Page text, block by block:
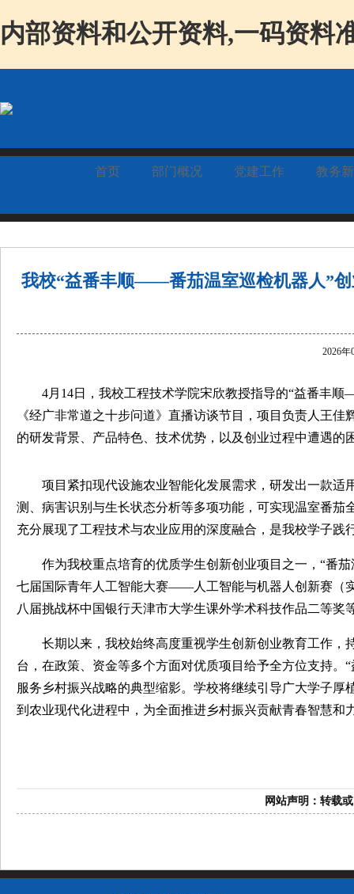
内部资料和公开资料,一码资料
首页 部门概况 党建工作 教务
我校“益番丰顺——番茄温室巡检机器人”
2026年
4月14日，我校工程技术学院宋欣教授指导的“益番丰
《经广非常道之十步问道》直播访谈节目，项目负责人王佳
的研发背景、产品特色、技术优势，以及创业过程中遭遇的
项目紧扣现代设施农业智能化发展需求，研发出一款适
测、病害识别与生长状态分析等多项功能，可实现温室番
充分展现了工程技术与农业应用的深度融合，是我校学子践行
作为我校重点培育的优质学生创新创业项目之一，“
七届国际青年人工智能大赛——人工智能与机器人创新赛（实物
八届挑战杯中国银行天津市大学生课外学术科技作品二等奖等
长期以来，我校始终高度重视学生创新创业教育工作
台，在政策、资金等多个方面对优质项目给予全方位支持
服务乡村振兴战略的典型缩影。学校将继续引导广大学子厚植“
到农业现代化进程中，为全面推进乡村振兴贡献青春智慧和力
网站声明：转